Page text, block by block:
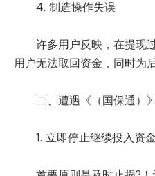
4. 制造操作失误
许多用户反映，在提现
用户无法取回资金，同时为
二、遭遇《（国保通）
1. 立即停止继续投入资金